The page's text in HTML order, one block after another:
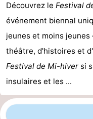
Découvrez le Festival
événement biennal
jeunes et moins jeunes
théâtre, d'histoires et
Festival de Mi-hiver si
insulaires et les ...